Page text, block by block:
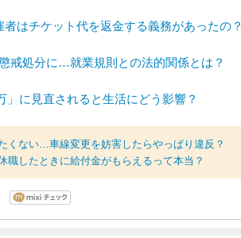
はチケット代を返金する義務があったの？
戒処分に…就業規則との法的関係とは？
」に見直されると生活にどう影響？
くない…車線変更を妨害したらやっぱり違反？
職したときに給付金がもらえるって本当？